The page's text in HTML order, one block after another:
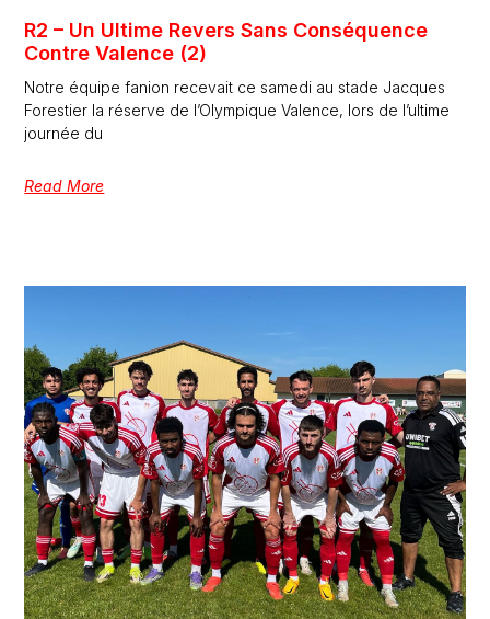
R2 – Un Ultime Revers Sans Conséquence
Contre Valence (2)
Notre équipe fanion recevait ce samedi au stade Jacques
Forestier la réserve de l’Olympique Valence, lors de l’ultime
journée du
Read More